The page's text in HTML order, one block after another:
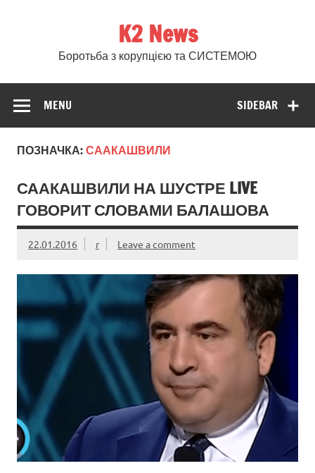
K2 News
Боротьба з корупцією та СИСТЕМОЮ
SIDEBAR
MENU
ПОЗНАЧКА:СААКАШВИЛИ
СААКАШВИЛИ НА ШУСТРЕ LIVE
ГОВОРИТ СЛОВАМИ БАЛАШОВА
22.01.2016 r Leave a comment